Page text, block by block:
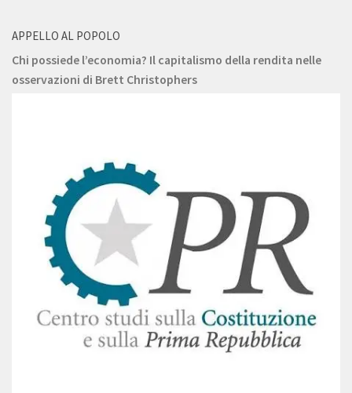
APPELLO AL POPOLO
Chi possiede l’economia? Il capitalismo della rendita nelle
osservazioni di Brett Christophers